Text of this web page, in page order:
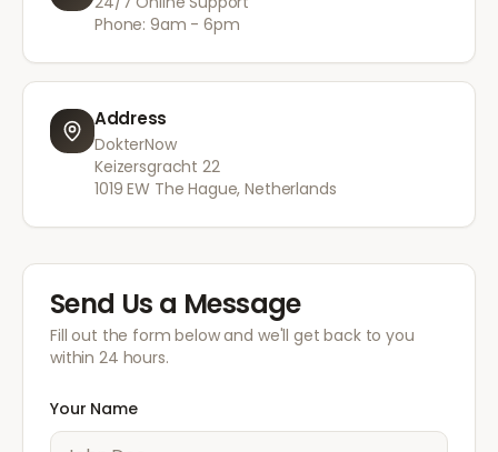
Phone: 9am - 6pm
Address
DokterNow
Keizersgracht 22
1019 EW The Hague, Netherlands
Send Us a Message
Fill out the form below and we'll get back to you
within 24 hours.
Your Name